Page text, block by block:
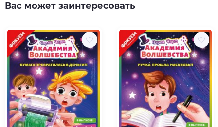
Вас может заинтересовать